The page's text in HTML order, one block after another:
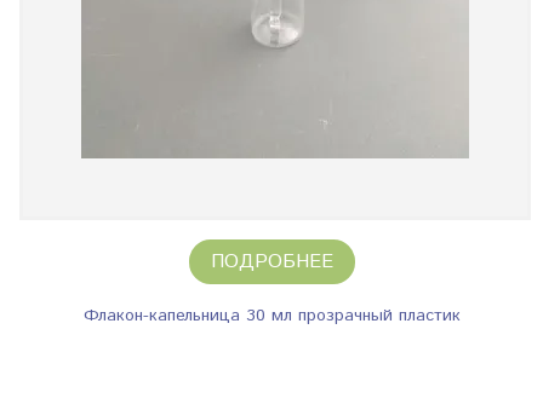
ПОДРОБНЕЕ
Флакон-капельница 30 мл прозрачный пластик